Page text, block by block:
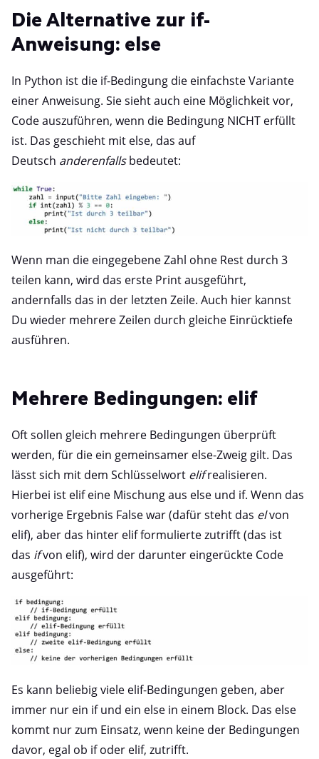
Die Alternative zur if-
Anweisung: else
In Python ist die if-Bedingung die einfachste Variante
einer Anweisung. Sie sieht auch eine Möglichkeit vor,
Code auszuführen, wenn die Bedingung NICHT erfüllt
ist. Das geschieht mit else, das auf
Deutsch anderenfallsbedeutet:
Wenn man die eingegebene Zahl ohne Rest durch 3
teilen kann, wird das erste Print ausgeführt,
andernfalls das in der letzten Zeile. Auch hier kannst
Du wieder mehrere Zeilen durch gleiche Einrücktiefe
ausführen.
Mehrere Bedingungen: elif
Oft sollen gleich mehrere Bedingungen überprüft
werden, für die ein gemeinsamer else-Zweig gilt. Das
lässt sich mit dem Schlüsselwort elifrealisieren.
Hierbei ist elif eine Mischung aus else und if. Wenn das
vorherige Ergebnis False war (dafür steht das elvon
elif), aber das hinter elif formulierte zutrifft (das ist
das ifvon elif), wird der darunter eingerückte Code
ausgeführt:
Es kann beliebig viele elif-Bedingungen geben, aber
immer nur ein if und ein else in einem Block. Das else
kommt nur zum Einsatz, wenn keine der Bedingungen
davor, egal ob if oder elif, zutrifft.